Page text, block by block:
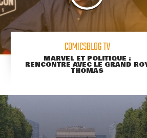
COMICSBLOG TV
MARVEL ET POLITIQUE :
RENCONTRE AVEC LE GRAND
THOMAS